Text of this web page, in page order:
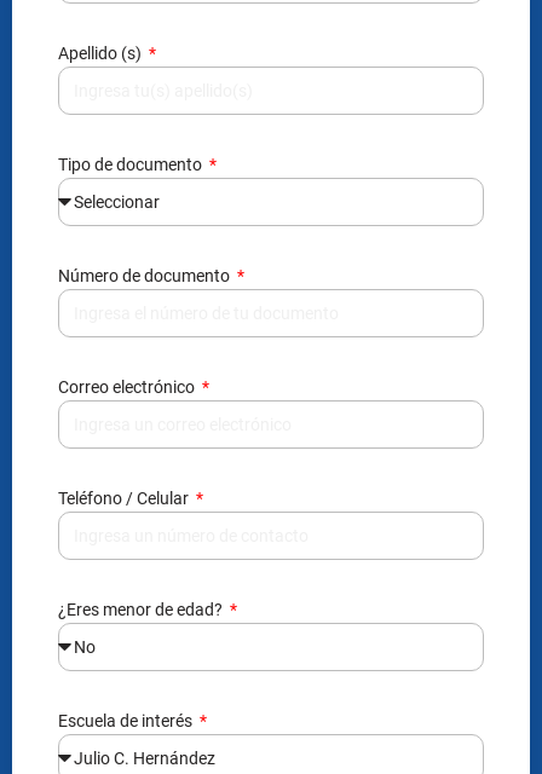
Apellido (s)
Tipo de documento
Número de documento
Correo electrónico
Teléfono / Celular
¿Eres menor de edad?
Escuela de interés